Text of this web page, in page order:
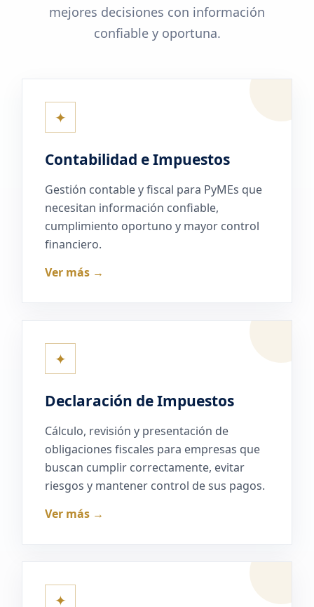
mejores decisiones con información
confiable y oportuna.
✦
Contabilidad e Impuestos
Gestión contable y fiscal para PyMEs que
necesitan información confiable,
cumplimiento oportuno y mayor control
financiero.
Ver más →
✦
Declaración de Impuestos
Cálculo, revisión y presentación de
obligaciones fiscales para empresas que
buscan cumplir correctamente, evitar
riesgos y mantener control de sus pagos.
Ver más →
✦